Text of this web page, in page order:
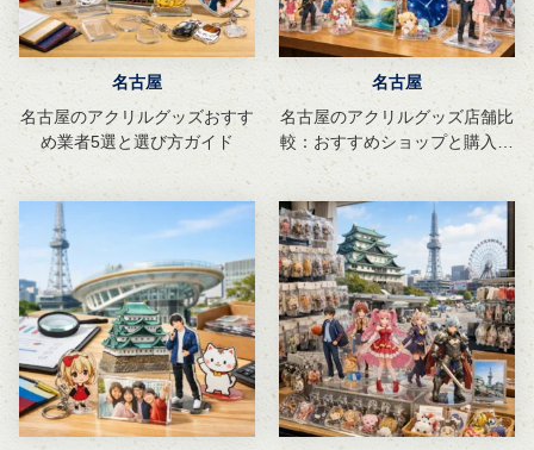
名古屋
名古屋のアクリルグッズおすす
め業者5選と選び方ガイド
名古屋
名古屋のアクリルグッズ店舗比
較：おすすめショップと購入ガ
イド